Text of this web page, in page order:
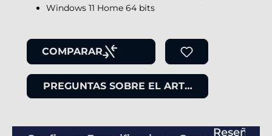
Windows 11 Home 64 bits
COMPARAR
PREGUNTAS SOBRE EL ARTÍCULO
Reseñas